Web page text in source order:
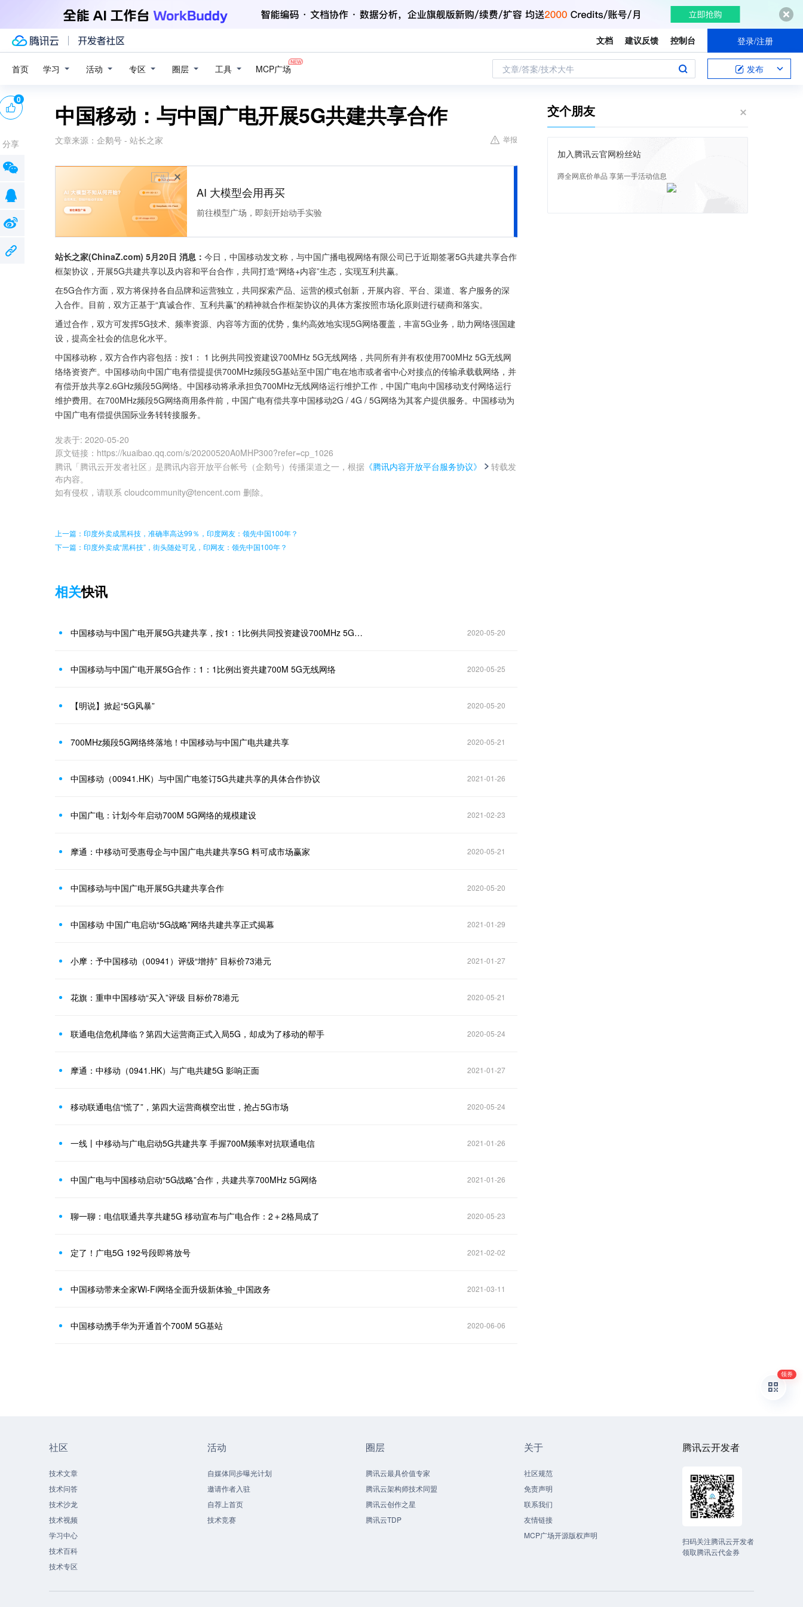
文档 建议反馈 控制台 登录/注册
首页 学习 活动 专区 圈层 工具 MCP广场 文章/答案/技术大牛 发布
中国移动：与中国广电开展5G共建共享合作
文章来源： 企鹅号 - 站长之家 举报
广告
AI 大模型会用再买
前往模型广场，即刻开始动手实验
站长之家(ChinaZ.com) 5月20日 消息： 今日，中国移动发文称，与中国广播电视网络有限公司已于近期签署5G共建共享合作
框架协议，开展5G共建共享以及内容和平台合作，共同打造“网络+内容”生态，实现互利共赢。
在5G合作方面，双方将保持各自品牌和运营独立，共同探索产品、运营的模式创新，开展内容、平台、渠道、客户服务的深
入合作。目前，双方正基于“真诚合作、互利共赢”的精神就合作框架协议的具体方案按照市场化原则进行磋商和落实。
通过合作，双方可发挥5G技术、频率资源、内容等方面的优势，集约高效地实现5G网络覆盖，丰富5G业务，助力网络强国建
设，提高全社会的信息化水平。
中国移动称，双方合作内容包括：按1： 1 比例共同投资建设700MHz 5G无线网络，共同所有并有权使用700MHz 5G无线网
络络资资产。中国移动向中国广电有偿提提供700MHz频段5G基站至中国广电在地市或者省中心对接点的传输承载载网络，并
有偿开放共享2.6GHz频段5G网络。中国移动将承承担负700MHz无线网络运行维护工作，中国广电向中国移动支付网络运行
维护费用。在700MHz频段5G网络商用条件前，中国广电有偿共享中国移动2G / 4G / 5G网络为其客户提供服务。中国移动为
中国广电有偿提供国际业务转转接服务。
发表于: 2020-05-20
原文链接 ： https://kuaibao.qq.com/s/20200520A0MHP300?refer=cp_1026
腾讯「腾讯云开发者社区」是腾讯内容开放平台帐号（企鹅号）传播渠道之一，根据 《腾讯内容开放平台服务协议》
转载发
布内容。
如有侵权，请联系 cloudcommunity@tencent.com 删除。
0
分享
上一篇：印度外卖成黑科技，准确率高达99％，印度网友：领先中国100年？
下一篇：印度外卖成“黑科技”，街头随处可见，印网友：领先中国100年？
相关快讯
中国移动与中国广电开展5G共建共享，按1：1比例共同投资建设700MHz 5G无线网络 2020-05-20
中国移动与中国广电开展5G合作：1：1比例出资共建700M 5G无线网络 2020-05-25
【明说】掀起“5G风暴” 2020-05-20
700MHz频段5G网络终落地！中国移动与中国广电共建共享 2020-05-21
中国移动（00941.HK）与中国广电签订5G共建共享的具体合作协议 2021-01-26
中国广电：计划今年启动700M 5G网络的规模建设 2021-02-23
摩通：中移动可受惠母企与中国广电共建共享5G 料可成市场赢家 2020-05-21
中国移动与中国广电开展5G共建共享合作 2020-05-20
中国移动 中国广电启动“5G战略”网络共建共享正式揭幕 2021-01-29
小摩：予中国移动（00941）评级“增持” 目标价73港元 2021-01-27
花旗：重申中国移动“买入”评级 目标价78港元 2020-05-21
联通电信危机降临？第四大运营商正式入局5G，却成为了移动的帮手 2020-05-24
摩通：中移动（0941.HK）与广电共建5G 影响正面 2021-01-27
移动联通电信“慌了”，第四大运营商横空出世，抢占5G市场 2020-05-24
一线丨中移动与广电启动5G共建共享 手握700M频率对抗联通电信 2021-01-26
中国广电与中国移动启动“5G战略”合作，共建共享700MHz 5G网络 2021-01-26
聊一聊：电信联通共享共建5G 移动宣布与广电合作：2＋2格局成了 2020-05-23
定了！广电5G 192号段即将放号 2021-02-02
中国移动带来全家Wi-Fi网络全面升级新体验_中国政务 2021-03-11
中国移动携手华为开通首个700M 5G基站 2020-06-06
交个朋友
加入腾讯云官网粉丝站
蹲全网底价单品 享第一手活动信息
社区
技术文章
技术问答
技术沙龙
技术视频
学习中心
技术百科
技术专区
活动
自媒体同步曝光计划
邀请作者入驻
自荐上首页
技术竞赛
圈层
腾讯云最具价值专家
腾讯云架构师技术同盟
腾讯云创作之星
腾讯云TDP
关于
社区规范
免责声明
联系我们
友情链接
MCP广场开源版权声明
腾讯云开发者
扫码关注腾讯云开发者
领取腾讯云代金券
领券